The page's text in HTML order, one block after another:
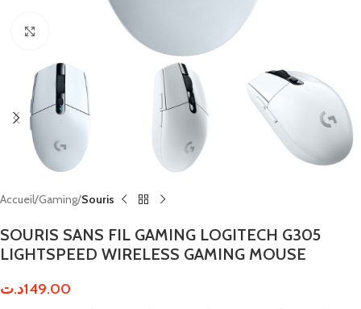
Accueil Gaming Souris
SOURIS SANS FIL GAMING LOGITECH G305
LIGHTSPEED WIRELESS GAMING MOUSE
149.00د.ت